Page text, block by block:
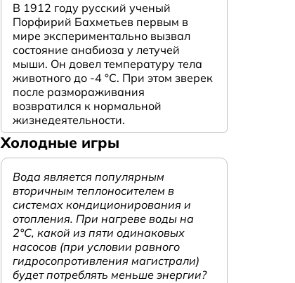
В 1912 году русский ученый
Порфирий Бахметьев первым в
мире экспериментально вызвал
состояние анабиоза у летучей
мыши. Он довел температуру тела
животного до -4 °C. При этом зверек
после размораживания
возвратился к нормальной
жизнедеятельности.
Холодные игры
Вода является популярным
вторичным теплоносителем в
системах кондиционирования и
отопления. При нагреве воды на
2°С, какой из пяти одинаковых
насосов (при условии равного
гидросопротивления магистрали)
будет потреблять меньше энергии?